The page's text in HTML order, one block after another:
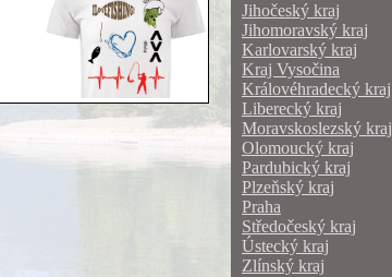
Jihočeský kraj
Jihomoravský kraj
Karlovarský kraj
Kraj Vysočina
Královéhradecký kraj
Liberecký kraj
Moravskoslezský kraj
Olomoucký kraj
Pardubický kraj
Plzeňský kraj
Praha
Středočeský kraj
Ústecký kraj
Zlínský kraj